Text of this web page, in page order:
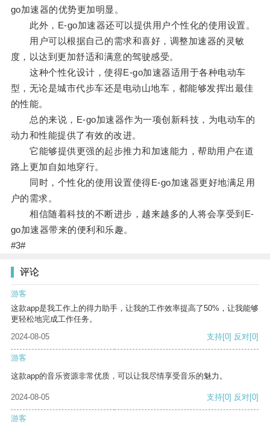
go加速器的优势更加明显。
此外，E-go加速器还可以提供用户个性化的使用设置。
用户可以根据自己的需求和喜好，调整加速器的灵敏
度，以达到更加舒适和满意的驾驶感受。
这种个性化设计，使得E-go加速器适用于各种电动车
型，无论是城市代步车还是电动山地车，都能够发挥出最佳
的性能。
总的来说，E-go加速器作为一项创新科技，为电动车的
动力和性能提供了有效的改进。
它能够提供更强的起步推力和加速能力，帮助用户在道
路上更加自如地穿行。
同时，个性化的使用设置使得E-go加速器更好地满足用
户的需求。
相信随着科技的不断进步，越来越多的人将会享受到E-
go加速器带来的便利和乐趣。
#3#
评论
游客
这款app是我工作上的得力助手，让我的工作效率提高了50%，让我能够
更轻松地完成工作任务。
2024-08-05
支持[0] 反对[0]
游客
这款app的音乐资源非常优质，可以让我尽情享受音乐的魅力。
2024-08-05 支持[0] 反对[0]
游客